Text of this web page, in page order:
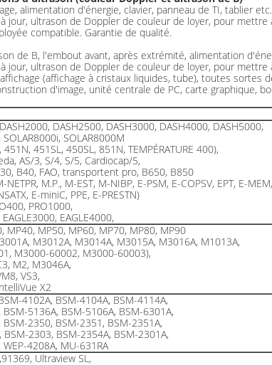
alimentation d'énergie, clavier, panneau de TI, tablier
jour, ultrason de Doppler de couleur de loyer, pour
compatible. Garantie de qualité.
de B, l'embout avant, après extrémité, alimentation
jour, ultrason de Doppler de couleur de loyer, pour
(affichage à cristaux liquides, tube), toutes
d'image, unité centrale de PC, carte graphique,
DASH2500, DASH3000, DASH4000, DASH5000,
SOLAR8000i, SOLAR8000M
451N, 451SL, 450SL, 851N, TEMPÉRATURE 400),
AS/3, S/4, S/5, Cardiocap/5,
B40, FAO, transportent pro, B650, B850
NETPR, M.P., M-EST, M-NIBP, E-PSM, E-COPSV, EPT, E-MEM,
E-miniC, PPE, E-PRESTN)
PRO1000,
EAGLE4000,
MP40, MP50, MP60, MP70, MP80, MP90
M3012A, M3014A, M3015A, M3016A, M1013A,
M3000-60002, M3000-60003),
M2, M3046A,
VS3,
X2
4102A, BSM-4104A, BSM-4114A,
BSM-5136A, BSM-5106A, BSM-6301A,
BSM-2350, BSM-2351, BSM-2351A,
BSM-2303, BSM-2354A, BSM-2301A,
4208A, MU-631RA
Ultraview SL,